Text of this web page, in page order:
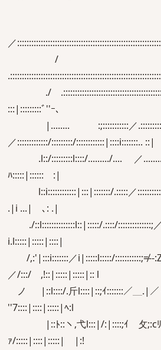
／
/
./
:::|:::::::::ﾞ''ｰ､
|........ :;:::::::::::／.:::::::::
／:::::::::::::/:::::::::/::::::::::::|::::i:::::::.. ::|
.l::/:::::::::l::::/........./.... ／
ﾊ:::::|:::::: :|
l::i::::::::::::|:::|:::::::/.:::::／
.|i ...| ､: .|
./::l::::::::::::::l::|:::::/.::::/::::::::::::::;
i.l:::::|:::::|::::|
/,:'|:::i:::::::／i|:::::l:::::/:::::::::::;≠‐-
／/:::/ ,!::|:::::|:::::|:: l
ノ |::l::::/.斤l::::|::;ｲ:::::::／＿.|
''7::::|::::|:::::|ﾍ:l
|::ﾄ::ヽ,弋l:::|/:|::::;ｲ 攵;:c
ｧ/:::::|::::|:::::| |:!